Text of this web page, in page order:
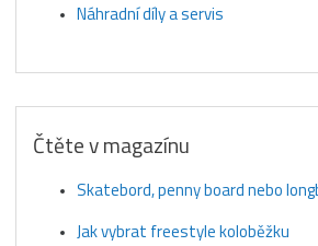
Náhradní díly a servis
Čtěte v magazínu
Skatebord, penny board nebo
Jak vybrat freestyle koloběžku